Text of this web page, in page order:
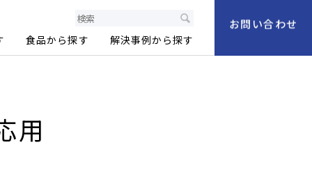
食品から探す 解決事例から探す
お問い合わせ
用